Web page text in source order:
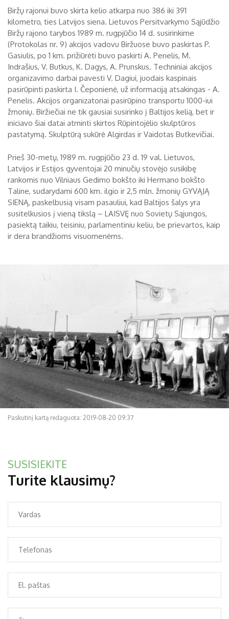
Biržų rajonui buvo skirta kelio atkarpa nuo 386 iki 391
kilometro, ties Latvijos siena. Lietuvos Persitvarkymo Sąjūdžio
Biržų rajono tarybos 1989 m. rugpjūčio 14 d. susirinkime
(Protokolas nr. 9) akcijos vadovu Biržuose buvo paskirtas P.
Gasiulis, po 1 km. prižiūrėti buvo paskirti A. Penelis, M.
Indrašius, V. Butkus, K. Dagys, A. Prunskus. Techniniai akcijos
organizavimo darbai pavesti V. Dagiui, juodais kaspinais
pasirūpinti paskirta I. Čeponienė, už informaciją atsakingas - A.
Penelis. Akcijos organizatoriai pasirūpino transportu 1000-iui
žmonių. Biržiečiai ne tik gausiai susirinko į Baltijos kelią, bet ir
iniciavo šiai datai atminti skirtos Rūpintojėlio skulptūros
pastatymą. Skulptūrą sukūrė Algirdas ir Vaidotas Butkevičiai.
Prieš 30-metų, 1989 m. rugpjūčio 23 d. 19 val. Lietuvos,
Latvijos ir Estijos gyventojai 20 minučių stovėjo susikibę
rankomis nuo Vilniaus Gedimo bokšto iki Hermano bokšto
Taline, sudarydami 600 km. ilgio ir 2,5 mln. žmonių GYVĄJĄ
SIENĄ, paskelbusią visam pasauliui, kad Baltijos šalys yra
susitelkusios į vieną tikslą – LAISVĘ nuo Sovietų Sąjungos,
pasiektą taikiu, teisiniu, parlamentiniu keliu, be prievartos, kaip
ir dera brandžioms visuomenėms.
Paskutinį kartą redaguota: 2019-08-20 09:37
SUSISIEKITE
Turite klausimų?